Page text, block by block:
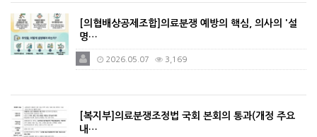
[의협배상공제조합]의료분쟁 예방의 핵심, 의사의 '설
명…
2026.05.07 3,169
[복지부]의료분쟁조정법 국회 본회의 통과(개정 주요
내…